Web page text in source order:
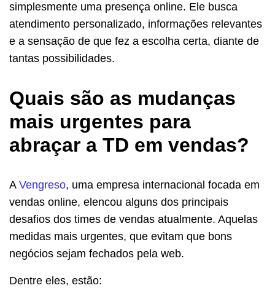
simplesmente uma presença online. Ele busca
atendimento personalizado, informações relevantes
e a sensação de que fez a escolha certa, diante de
tantas possibilidades.
Quais são as mudanças
mais urgentes para
abraçar a TD em vendas?
A Vengreso, uma empresa internacional focada em
vendas online, elencou alguns dos principais
desafios dos times de vendas atualmente. Aquelas
medidas mais urgentes, que evitam que bons
negócios sejam fechados pela web.
Dentre eles, estão: